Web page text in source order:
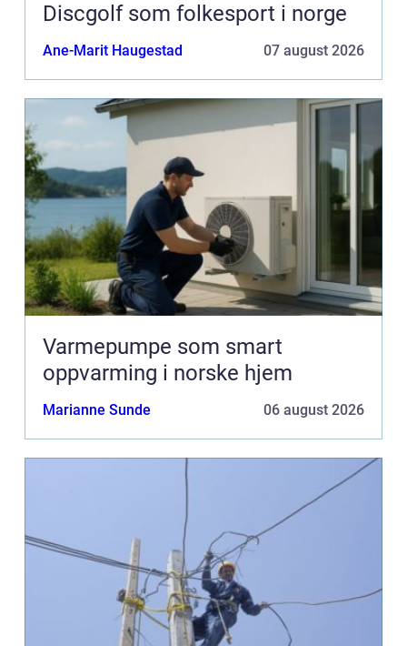
Discgolf som folkesport i norge
Ane-Marit Haugestad 07 august 2026
Varmepumpe som smart
oppvarming i norske hjem
Marianne Sunde 06 august 2026